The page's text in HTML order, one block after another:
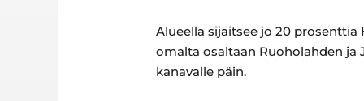
Alueella sijaitsee jo 20
omalta osaltaan Ruoholahden ja
kanavalle päin.